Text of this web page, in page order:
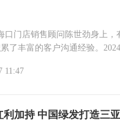
口门店销售顾问陈世劲身上
了丰富的客户沟通经验。2024
11:47
利加持 中国绿发打造三